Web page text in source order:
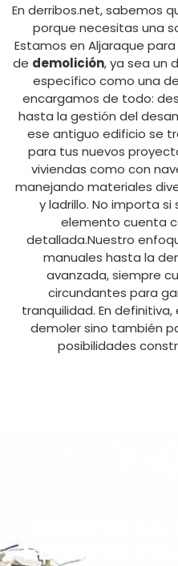
En derribos.net, sabemos
porque necesitas una
Estamos en Aljaraque
de demolición, ya sea un
específico como una
encargamos de todo:
hasta la gestión del
ese antiguo edificio se
para tus nuevos
viviendas como con
manejando materiales
y ladrillo. No importa
elemento cuenta
detallada.Nuestro
manuales hasta la
avanzada, siempre
circundantes para
tranquilidad. En
demoler sino también
posibilidades
EDIFICIO EN